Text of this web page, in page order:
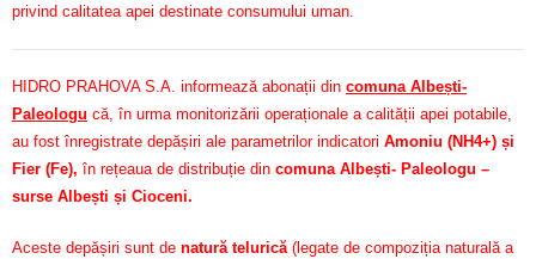
privind calitatea apei destinate consumului uman.
HIDRO PRAHOVA S.A. informează abonații din comuna Albești-
Paleologu că, în urma monitorizării operaționale a calității apei potabile,
au fost înregistrate depășiri ale parametrilor indicatori Amoniu (NH4+) și
Fier (Fe), în rețeaua de distribuție din comuna Albești- Paleologu –
surse Albești și Cioceni.
Aceste depășiri sunt de natură telurică(legate de compoziția naturală a